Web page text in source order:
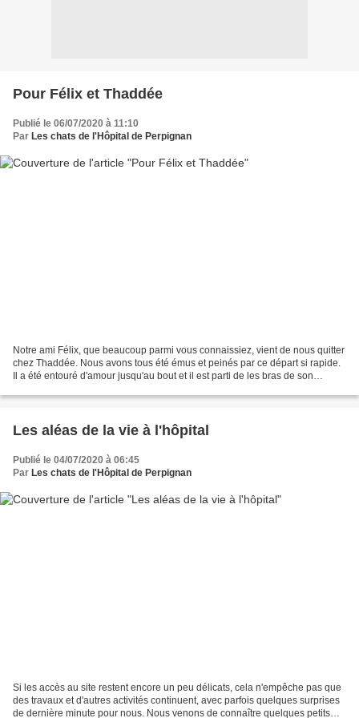
Pour Félix et Thaddée
Publié le 06/07/2020 à 11:10
Par Les chats de l'Hôpital de Perpignan
Notre ami Félix, que beaucoup parmi vous connaissiez, vient de nous quitter
chez Thaddée. Nous avons tous été émus et peinés par ce départ si rapide.
Il a été entouré d'amour jusqu'au bout et il est parti de les bras de son
Les aléas de la vie à l'hôpital
Publié le 04/07/2020 à 06:45
Par Les chats de l'Hôpital de Perpignan
Si les accès au site restent encore un peu délicats, cela n'empêche pas que
des travaux et d'autres activités continuent, avec parfois quelques surprises
de dernière minute pour nous. Nous venons de connaître quelques petits